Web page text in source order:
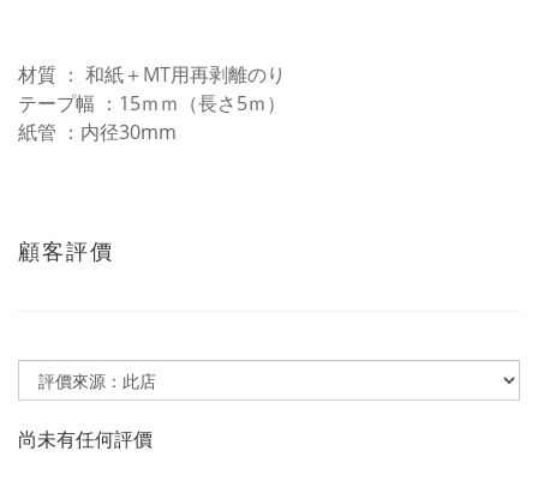
材質 ： 和紙＋MT用再剥離のり
テープ幅 ：15ｍｍ（長さ5ｍ）
紙管 ：内径30mm
顧客評價
尚未有任何評價